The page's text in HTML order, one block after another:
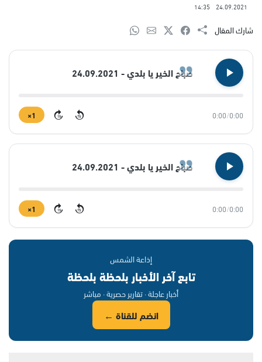
24.09.2021
14:35
شارك المقال
صباح الخير يا بلدي - 24.09.2021
0:00
/
0:00
15
15
1×
صباح الخير يا بلدي - 24.09.2021
0:00
/
0:00
15
15
1×
إذاعة الشمس
تابع آخر الأخبار بلحظة بلحظة
أخبار عاجلة · تقارير حصرية · مباشر
انضم للقناة ←